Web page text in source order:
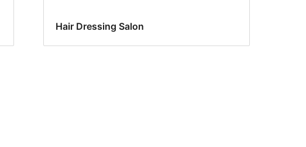
Hair Dressing Salon